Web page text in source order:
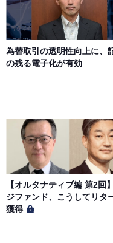
第７条（個人情報の取
当社は、会員の個人
「プライバシーポリ
為替取引の透明性向上に、
の残る電子化が有効
【オルタナティブ編 第2回
ジファンド、こうしてリタ
獲得